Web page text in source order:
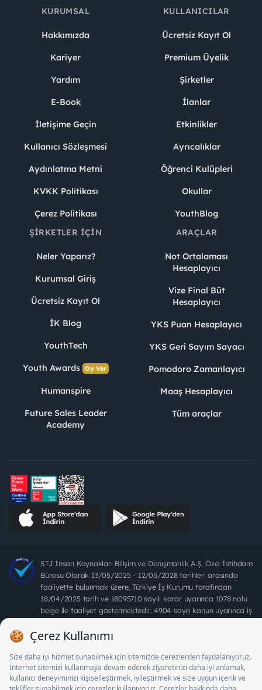
KURUMSAL
Hakkımızda
Kariyer
Yardım
E-Book
İletişime Geçin
Kullanıcı Sözleşmesi
Aydınlatma Metni
KVKK Politikası
Çerez Politikası
KULLANICILAR
Ücretsiz Kayıt Ol
Premium Üyelik
Şirketler
İlanlar
Etkinlikler
Ayrıcalıklar
Öğrenci Kulüpleri
Okullar
YouthBlog
ŞIRKETLER İÇIN
Neler Yaparız?
Kurumsal Giriş
Ücretsiz Kayıt Ol
İK Blog
YouthTech
Youth Awards Oy Ver
Humanspire
Future Sales Leader
Academy
ARAÇLAR
Not Ortalaması
Hesaplayıcı
Vize Final Büt
Hesaplayıcı
YKS Puan Hesaplayıcı
YKS Geri Sayım Sayacı
Pomodoro Zamanlayıcı
Maaş Hesaplayıcı
Tüm araçlar
STJ İnsan Kaynakları Bilişim ve Danışmanlık A.Ş. Özel İstihdam
Bürosu Olarak 13/05/2025 - 12/05/2028 tarihleri arasında
faaliyette bulunmak üzere, Türkiye İş Kurumu tarafından
18/04/2025 tarih ve 18095710 sayılı karar uyarınca 1078 nolu
belge ile faaliyet göstermektedir. 4904 sayılı kanun uyarınca iş